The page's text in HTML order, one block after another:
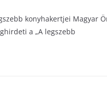
konyhakertjei Magyar
a „A legszebb